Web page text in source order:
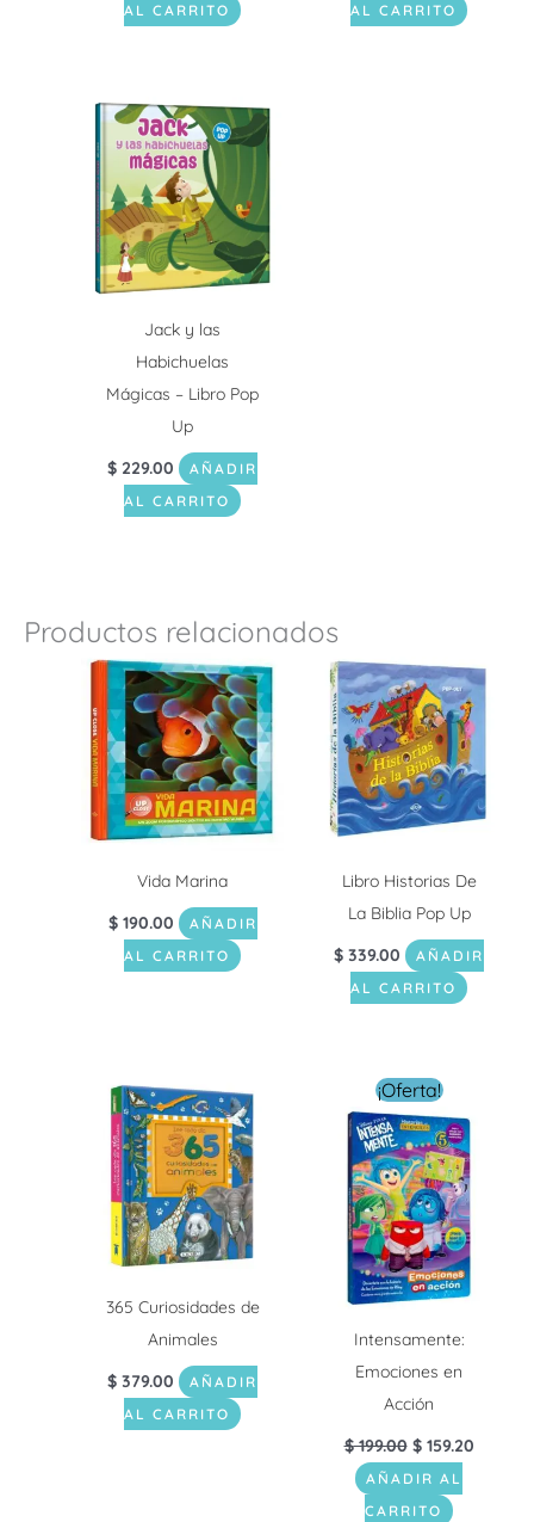
AL CARRITO AL CARRITO
Jack y las
Habichuelas
Mágicas – Libro Pop
Up
$ 229.00
AÑADIR
AL CARRITO
Productos relacionados
Vida Marina
$190.00
AÑADIR
AL CARRITO
Libro Historias De
La Biblia Pop Up
$ 339.00
AÑADIR
AL CARRITO
365 Curiosidades de
Animales
$ 379.00
AÑADIR
AL CARRITO
¡Oferta!
Intensamente:
Emociones en
Acción
$199.00
El
precio
original
era:
$ 199.00.
$159.20
AÑADIR AL
CARRITO